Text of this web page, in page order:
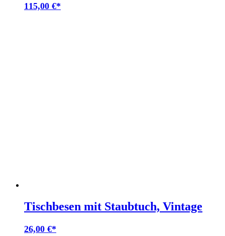
115,00 €
Tischbesen mit Staubtuch, Vintage
26,00 €